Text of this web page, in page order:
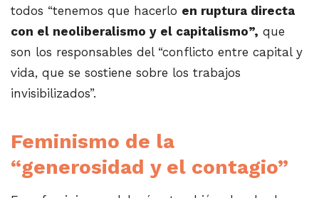
todos “tenemos que hacerlo en ruptura directa
con el neoliberalismo y el capitalismo”, que
son los responsables del “conflicto entre capital y
vida, que se sostiene sobre los trabajos
invisibilizados”.
Feminismo de la
“generosidad y el contagio”